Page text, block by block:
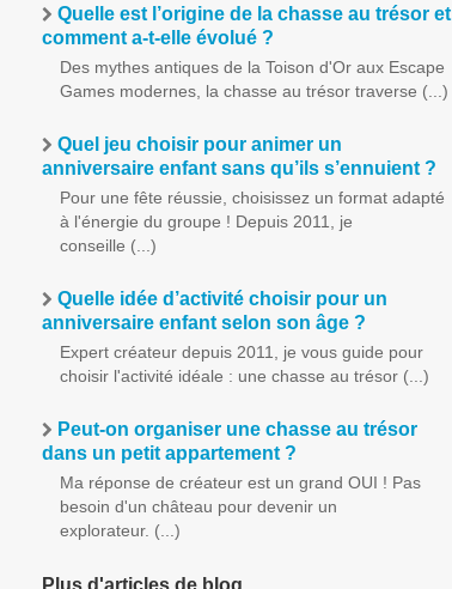
Quelle est l’origine de la chasse au trésor et
comment a-t-elle évolué ?
Des mythes antiques de la Toison d'Or aux Escape
Games modernes, la chasse au trésor traverse (...)
Quel jeu choisir pour animer un
anniversaire enfant sans qu’ils s’ennuient ?
Pour une fête réussie, choisissez un format adapté
à l'énergie du groupe ! Depuis 2011, je
conseille (...)
Quelle idée d’activité choisir pour un
anniversaire enfant selon son âge ?
Expert créateur depuis 2011, je vous guide pour
choisir l'activité idéale : une chasse au trésor (...)
Peut-on organiser une chasse au trésor
dans un petit appartement ?
Ma réponse de créateur est un grand OUI ! Pas
besoin d'un château pour devenir un
explorateur. (...)
Plus d'articles de blog